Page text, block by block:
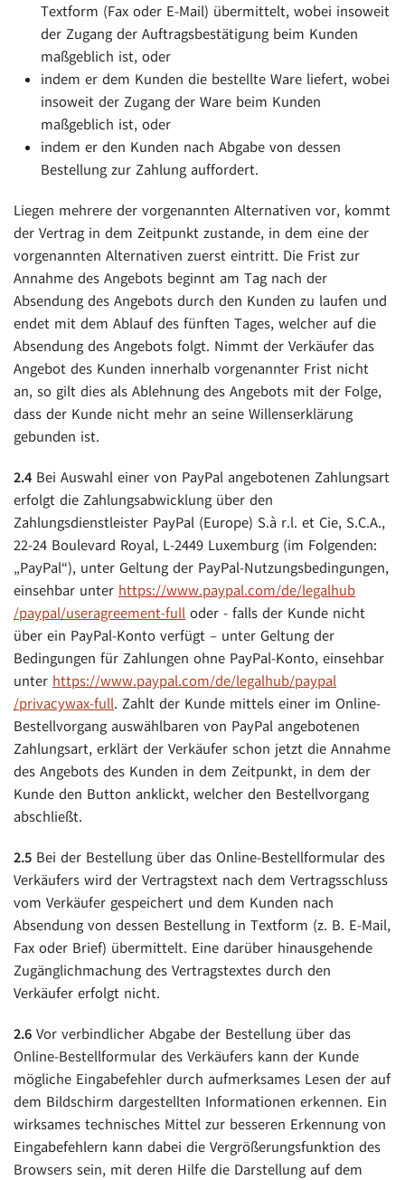
Textform (Fax oder E-Mail) übermittelt, wobei insoweit
der Zugang der Auftragsbestätigung beim Kunden
maßgeblich ist, oder
indem er dem Kunden die bestellte Ware liefert, wobei
insoweit der Zugang der Ware beim Kunden
maßgeblich ist, oder
indem er den Kunden nach Abgabe von dessen
Bestellung zur Zahlung auffordert.
Liegen mehrere der vorgenannten Alternativen vor, kommt
der Vertrag in dem Zeitpunkt zustande, in dem eine der
vorgenannten Alternativen zuerst eintritt. Die Frist zur
Annahme des Angebots beginnt am Tag nach der
Absendung des Angebots durch den Kunden zu laufen und
endet mit dem Ablauf des fünften Tages, welcher auf die
Absendung des Angebots folgt. Nimmt der Verkäufer das
Angebot des Kunden innerhalb vorgenannter Frist nicht
an, so gilt dies als Ablehnung des Angebots mit der Folge,
dass der Kunde nicht mehr an seine Willenserklärung
gebunden ist.
2.4 Bei Auswahl einer von PayPal angebotenen Zahlungsart
erfolgt die Zahlungsabwicklung über den
Zahlungsdienstleister PayPal (Europe) S.à r.l. et Cie, S.C.A.,
22-24 Boulevard Royal, L-2449 Luxemburg (im Folgenden:
„PayPal“), unter Geltung der PayPal-Nutzungsbedingungen,
einsehbar unter https://www.paypal.com/de/legalhub
/paypal/useragreement-full oder - falls der Kunde nicht
über ein PayPal-Konto verfügt – unter Geltung der
Bedingungen für Zahlungen ohne PayPal-Konto, einsehbar
unter https://www.paypal.com/de/legalhub/paypal
/privacywax-full. Zahlt der Kunde mittels einer im Online-
Bestellvorgang auswählbaren von PayPal angebotenen
Zahlungsart, erklärt der Verkäufer schon jetzt die Annahme
des Angebots des Kunden in dem Zeitpunkt, in dem der
Kunde den Button anklickt, welcher den Bestellvorgang
abschließt.
2.5 Bei der Bestellung über das Online-Bestellformular des
Verkäufers wird der Vertragstext nach dem Vertragsschluss
vom Verkäufer gespeichert und dem Kunden nach
Absendung von dessen Bestellung in Textform (z. B. E-Mail,
Fax oder Brief) übermittelt. Eine darüber hinausgehende
Zugänglichmachung des Vertragstextes durch den
Verkäufer erfolgt nicht.
2.6 Vor verbindlicher Abgabe der Bestellung über das
Online-Bestellformular des Verkäufers kann der Kunde
mögliche Eingabefehler durch aufmerksames Lesen der auf
dem Bildschirm dargestellten Informationen erkennen. Ein
wirksames technisches Mittel zur besseren Erkennung von
Eingabefehlern kann dabei die Vergrößerungsfunktion des
Browsers sein, mit deren Hilfe die Darstellung auf dem